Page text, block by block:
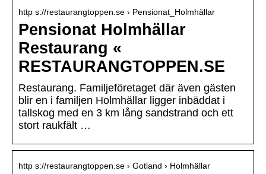
http s://restaurangtoppen.se › Pensionat_Holmhällar
Pensionat Holmhällar
Restaurang «
RESTAURANGTOPPEN.SE
Restaurang. Familjeföretaget där även gästen
blir en i familjen Holmhällar ligger inbäddat i
tallskog med en 3 km lång sandstrand och ett
stort raukfält …
http s://restaurangtoppen.se › Gotland › Holmhällar